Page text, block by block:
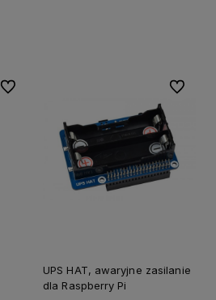
Do ulubionych
UPS HAT, awaryjne zasilanie
dla Raspberry Pi
Do